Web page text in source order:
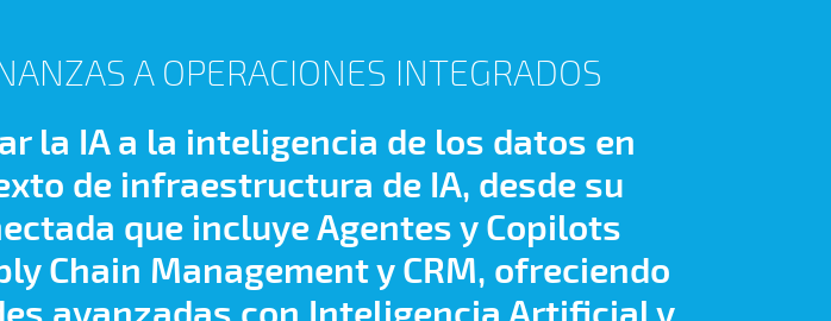
A OPERACIONES INTEGRADOS
la IA a la inteligencia de los datos en
de infraestructura de IA, desde su
que incluye Agentes y Copilots
Chain Management y CRM, ofreciendo
avanzadas con Inteligencia Artificial y